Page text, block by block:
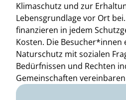
Klimaschutz und zur
Lebensgrundlage vor Ort
finanzieren in jedem
Kosten. Die Besucher*innen
Naturschutz mit sozialen
Bedürfnissen und Rechten
Gemeinschaften